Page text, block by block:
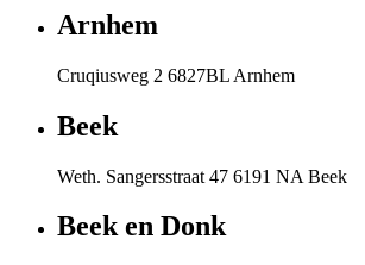
Arnhem
Cruqiusweg 2 6827BL Arnhem
Beek
Weth. Sangersstraat 47 6191 NA Beek
Beek en Donk